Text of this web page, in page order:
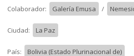
Colaborador: Galería Emusa /
Ciudad: La Paz
País: Bolivia (Estado Plurinacional de)